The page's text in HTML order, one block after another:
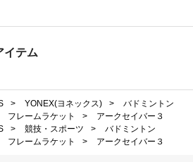
イテム
> YONEX(ヨネックス) >
バドミントン
フレームラケット >
アークセイバー３
> 競技・スポーツ >
バドミントン
フレームラケット > アークセイバー３